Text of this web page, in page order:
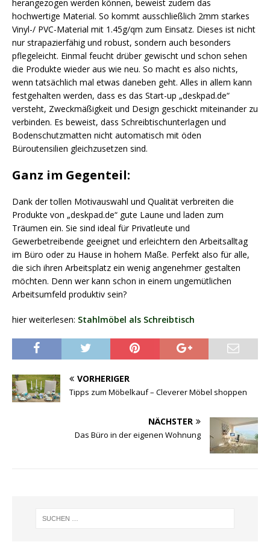
herangezogen werden können, beweist zudem das
hochwertige Material. So kommt ausschließlich 2mm starkes
Vinyl-/ PVC-Material mit 1.45g/qm zum Einsatz. Dieses ist nicht
nur strapazierfähig und robust, sondern auch besonders
pflegeleicht. Einmal feucht drüber gewischt und schon sehen
die Produkte wieder aus wie neu. So macht es also nichts,
wenn tatsächlich mal etwas daneben geht. Alles in allem kann
festgehalten werden, dass es das Start-up „deskpad.de“
versteht, Zweckmäßigkeit und Design geschickt miteinander zu
verbinden. Es beweist, dass Schreibtischunterlagen und
Bodenschutzmatten nicht automatisch mit öden
Büroutensilien gleichzusetzen sind.
Ganz im Gegenteil:
Dank der tollen Motivauswahl und Qualität verbreiten die
Produkte von „deskpad.de“ gute Laune und laden zum
Träumen ein. Sie sind ideal für Privatleute und
Gewerbetreibende geeignet und erleichtern den Arbeitsalltag
im Büro oder zu Hause in hohem Maße. Perfekt also für alle,
die sich ihren Arbeitsplatz ein wenig angenehmer gestalten
möchten. Denn wer kann schon in einem ungemütlichen
Arbeitsumfeld produktiv sein?
hier weiterlesen: Stahlmöbel als Schreibtisch
VORHERIGER
Tipps zum Möbelkauf – Cleverer Möbel shoppen
NÄCHSTER
Das Büro in der eigenen Wohnung